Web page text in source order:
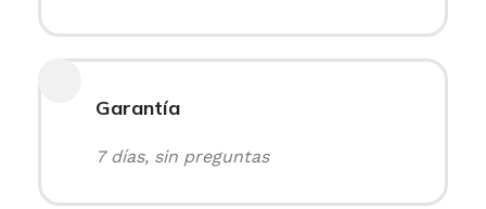
Garantía
7 días, sin preguntas